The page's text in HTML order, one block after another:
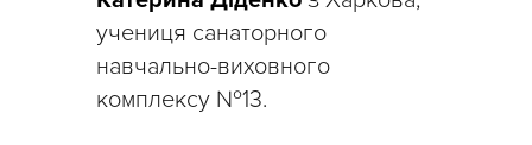
учениця санаторного
навчально-виховного
комплексу №13.